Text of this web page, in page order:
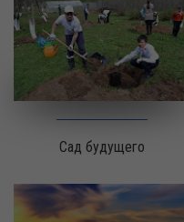
Сад будущего